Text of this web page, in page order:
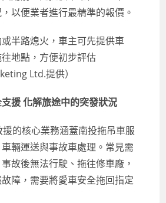
以便業者進行最精準的報價。
半路熄火，車主可先提供車
地點，方便初步評估
Ltd.提供）
援 化解旅途中的突發狀況
的核心業務涵蓋南投拖吊車服
輛運送與事故車處理。常見需
故後無法行駛、拖往修車廠，
障，需要將愛車安全拖回指定